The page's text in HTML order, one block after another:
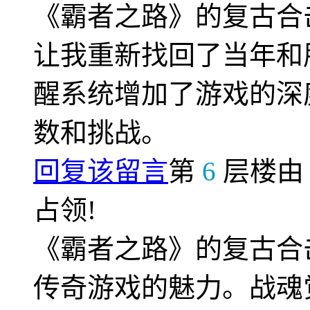
《霸者之路》的复古
让我重新找回了当年
醒系统增加了游戏的
数和挑战。
回复该留言第 6 层楼由
占领!
《霸者之路》的复古
传奇游戏的魅力。战